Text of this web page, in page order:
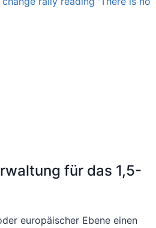
für das 1,5-
europäischer Ebene einen